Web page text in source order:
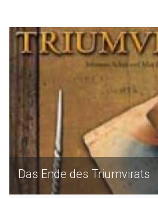
Das Ende des Triumvirats